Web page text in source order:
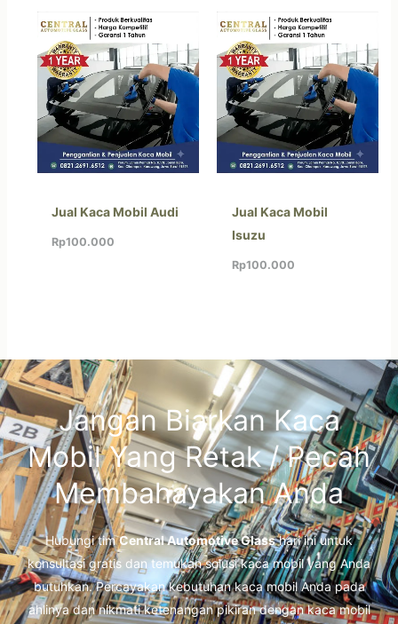
Jual Kaca Mobil Audi
Rp100.000
Jual Kaca Mobil
Isuzu
Rp100.000
Jangan Biarkan Kaca
Mobil Yang Retak / Pecah
Membahayakan Anda
Hubungi timCentral Automotive Glasshari ini untuk
konsultasi gratis dan temukan solusi kaca mobil yang Anda
butuhkan. Percayakan kebutuhan kaca mobil Anda pada
ahlinya dan nikmati ketenangan pikiran dengan kaca mobil